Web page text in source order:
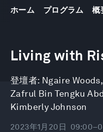
ホーム プログラム 概
Living with
登壇者: Ngaire Woods,
Zafrul Bin Tengku
Kimberly Johnson
2023年1月20日
seconds
15
seconds